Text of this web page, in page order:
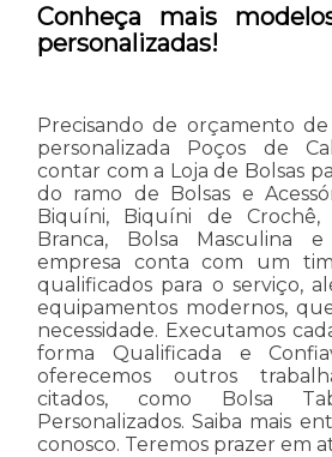
Conheça mais
personalizadas!
Precisando de orçamento de
personalizada Poços de
contar com a Loja de Bolsas
do ramo de Bolsas e
Biquíni, Biquíni de Crochê,
Branca, Bolsa Masculina
empresa conta com um
qualificados para o serviço,
equipamentos modernos,
necessidade. Executamos
forma Qualificada e
oferecemos outros
citados, como Bolsa
Personalizados. Saiba mais
conosco. Teremos prazer em